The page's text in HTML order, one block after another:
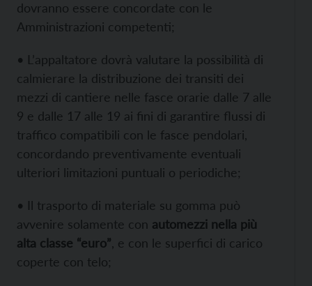
dovranno essere concordate con le
Amministrazioni competenti;
• L’appaltatore dovrà valutare la possibilità di
calmierare la distribuzione dei transiti dei
mezzi di cantiere nelle fasce orarie dalle 7 alle
9 e dalle 17 alle 19 ai fini di garantire flussi di
traffico compatibili con le fasce pendolari,
concordando preventivamente eventuali
ulteriori limitazioni puntuali o periodiche;
• Il trasporto di materiale su gomma può
avvenire solamente con automezzi nella più
alta classe “euro”, e con le superfici di carico
coperte con telo;